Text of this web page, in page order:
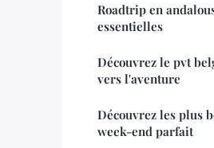
Roadtrip en
essentielles
Découvrez le pvt
vers l'aventure
Découvrez les plus
week-end parfait